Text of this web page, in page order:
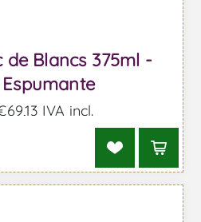
de Blancs 375ml -
IVA incl.